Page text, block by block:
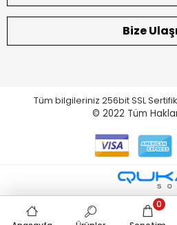
Bize
Tüm bilgileriniz 256bit SSL
© 2022 Tüm
0